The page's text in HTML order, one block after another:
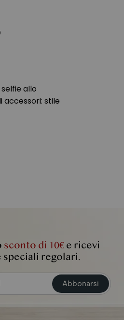
allo
accessori: stile
sconto di 10€e ricevi
regolari.
Abbonarsi